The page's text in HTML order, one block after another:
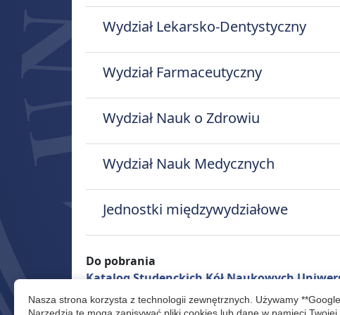
Wydział Lekarsko-Dentystyczny
Wydział Farmaceutyczny
Wydział Nauk o Zdrowiu
Wydział Nauk Medycznych
Jednostki międzywydziałowe
Do pobrania
Katalog Studenckich Kół Naukowych
0
Nasza strona korzysta z technologii zewnętrznych. Używamy